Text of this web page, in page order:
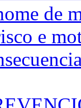
de
e